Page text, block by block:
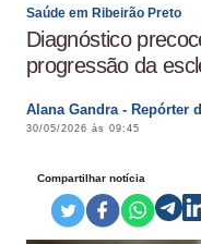
Saúde em Ribeirão Preto
Diagnóstico
progressão da
Alana Gandra - Repórter
30/05/2026 às 09:45
Compartilhar notícia